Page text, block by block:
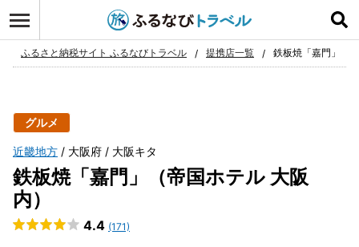
お気に入り
ふるさと納税サイト ふるなびトラベル 提携店一覧 鉄板焼「嘉門」（
グルメ
近畿地方 大阪府 大阪キタ
鉄板焼「嘉門」（帝国ホテル 大阪
内）
4.4 (171)